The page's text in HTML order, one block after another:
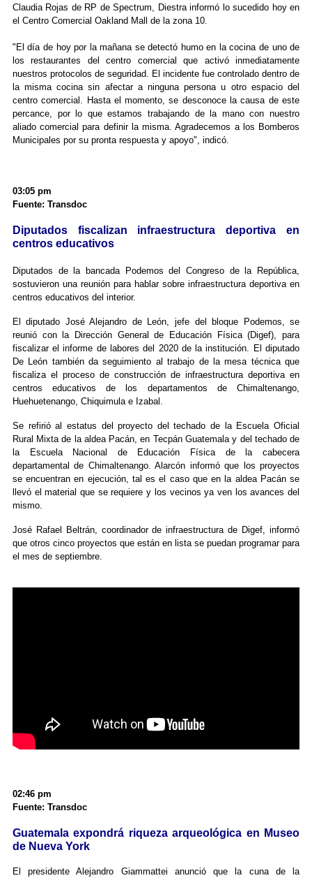
Claudia Rojas de RP de Spectrum, Diestra informó lo sucedido hoy en
el Centro Comercial Oakland Mall de la zona 10.
"El día de hoy por la mañana se detectó humo en la cocina de uno de
los restaurantes del centro comercial que activó inmediatamente
nuestros protocolos de seguridad. El incidente fue controlado dentro de
la misma cocina sin afectar a ninguna persona u otro espacio del
centro comercial. Hasta el momento, se desconoce la causa de este
percance, por lo que estamos trabajando de la mano con nuestro
aliado comercial para definir la misma. Agradecemos a los Bomberos
Municipales por su pronta respuesta y apoyo", indicó.
03:05 pm
Fuente: Transdoc
Diputados fiscalizan infraestructura deportiva en
centros educativos
Diputados de la bancada Podemos del Congreso de la República,
sostuvieron una reunión para hablar sobre infraestructura deportiva en
centros educativos del interior.
El diputado José Alejandro de León, jefe del bloque Podemos, se
reunió con la Dirección General de Educación Física (Digef), para
fiscalizar el informe de labores del 2020 de la institución. El diputado
De León también da seguimiento al trabajo de la mesa técnica que
fiscaliza el proceso de construcción de infraestructura deportiva en
centros educativos de los departamentos de Chimaltenango,
Huehuetenango, Chiquimula e Izabal.
Se refirió al estatus del proyecto del techado de la Escuela Oficial
Rural Mixta de la aldea Pacán, en Tecpán Guatemala y del techado de
la Escuela Nacional de Educación Física de la cabecera
departamental de Chimaltenango. Alarcón informó que los proyectos
se encuentran en ejecución, tal es el caso que en la aldea Pacán se
llevó el material que se requiere y los vecinos ya ven los avances del
mismo.
José Rafael Beltrán, coordinador de infraestructura de Digef, informó
que otros cinco proyectos que están en lista se puedan programar para
el mes de septiembre.
02:46 pm
Fuente: Transdoc
Guatemala expondrá riqueza arqueológica en Museo
de Nueva York
El presidente Alejandro Giammattei anunció que la cuna de la